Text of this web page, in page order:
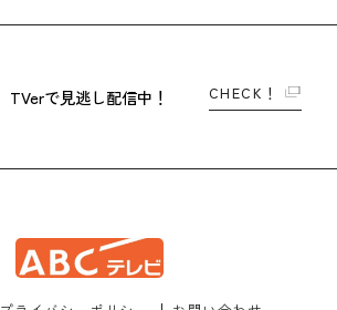
TVerで見逃し配信中！ CHECK！